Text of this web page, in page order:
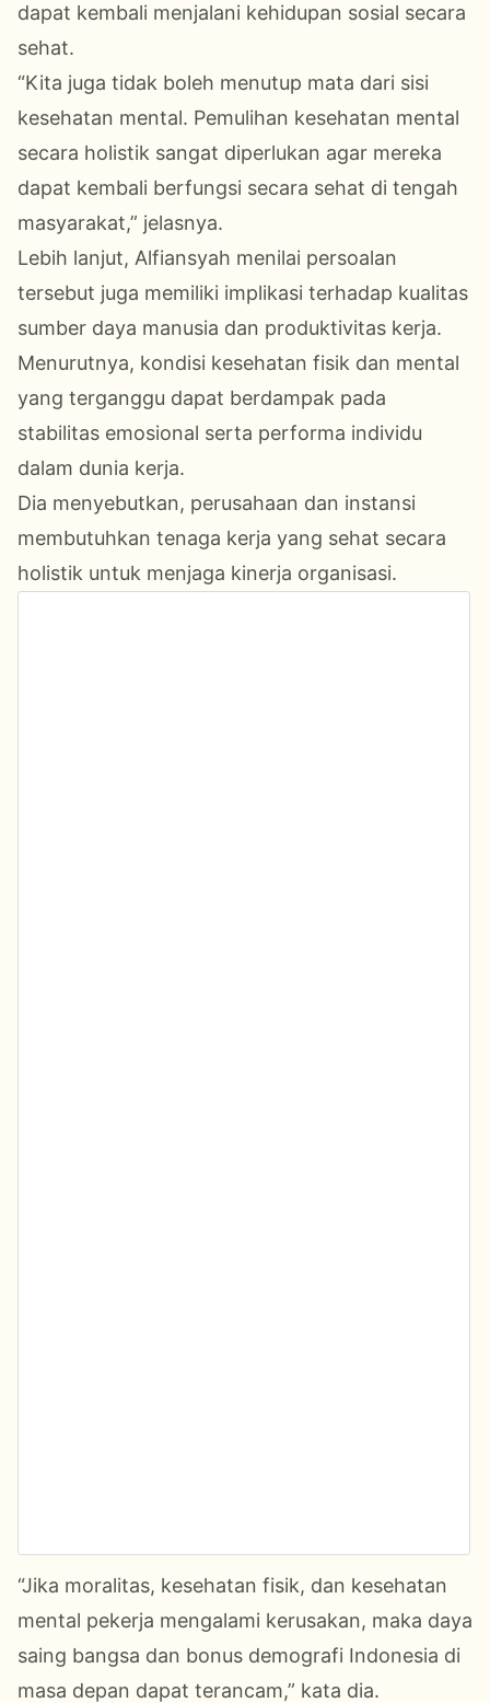
dapat kembali menjalani kehidupan sosial secara
sehat.
“Kita juga tidak boleh menutup mata dari sisi
kesehatan mental. Pemulihan kesehatan mental
secara holistik sangat diperlukan agar mereka
dapat kembali berfungsi secara sehat di tengah
masyarakat,” jelasnya.
Lebih lanjut, Alfiansyah menilai persoalan
tersebut juga memiliki implikasi terhadap kualitas
sumber daya manusia dan produktivitas kerja.
Menurutnya, kondisi kesehatan fisik dan mental
yang terganggu dapat berdampak pada
stabilitas emosional serta performa individu
dalam dunia kerja.
Dia menyebutkan, perusahaan dan instansi
membutuhkan tenaga kerja yang sehat secara
holistik untuk menjaga kinerja organisasi.
“Jika moralitas, kesehatan fisik, dan kesehatan
mental pekerja mengalami kerusakan, maka daya
saing bangsa dan bonus demografi Indonesia di
masa depan dapat terancam,” kata dia.